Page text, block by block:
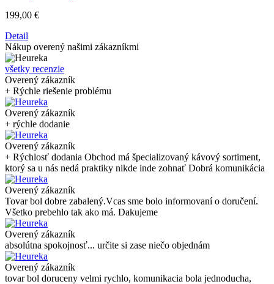
199,00 €
Detail
Nákup overený našimi zákazníkmi
všetky recenzie
Overený zákazník
+ Rýchle riešenie problému
Overený zákazník
+ rýchle dodanie
Overený zákazník
+ Rýchlosť dodania Obchod má špecializovaný kávový sortiment,
ktorý sa u nás nedá praktiky nikde inde zohnať Dobrá komunikácia
Overený zákazník
Tovar bol dobre zabalený.Vcas sme bolo informovaní o doručení.
Všetko prebehlo tak ako má. Dakujeme
Overený zákazník
absolútna spokojnosť... určite si zase niečo objednám
Overený zákazník
tovar bol doruceny velmi rychlo, komunikacia bola jednoducha,